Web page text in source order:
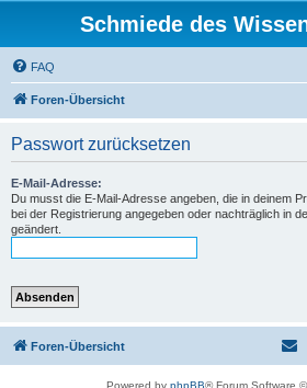
Schmiede des
FAQ
Foren-Übersicht
Passwort zurücksetzen
E-Mail-Adresse:
Du musst die E-Mail-Adresse angeben, die in deinem
bei der Registrierung angegeben oder nachträglich in
geändert.
Foren-Übersicht
Powered by phpBB® Forum Software